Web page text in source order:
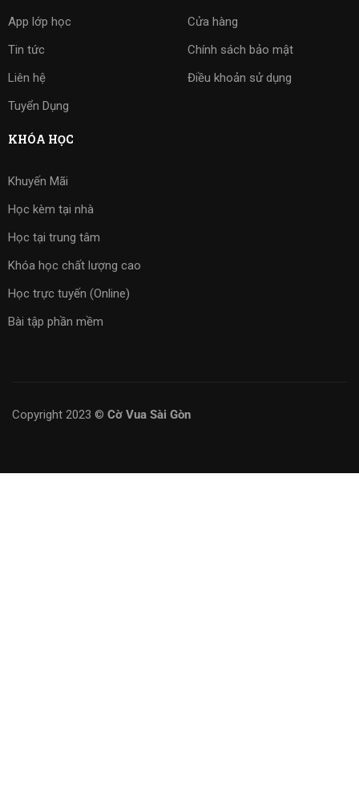
App lớp học
Tin tức
Liên hệ
Tuyển Dụng
Cửa hàng
Chính sách bảo mật
Điều khoản sử dụng
KHÓA HỌC
Khuyến Mãi
Học kèm tại nhà
Học tại trung tâm
Khóa học chất lượng cao
Học trực tuyến (Online)
Bài tập phần mềm
Copyright 2023 © Cờ Vua Sài Gòn